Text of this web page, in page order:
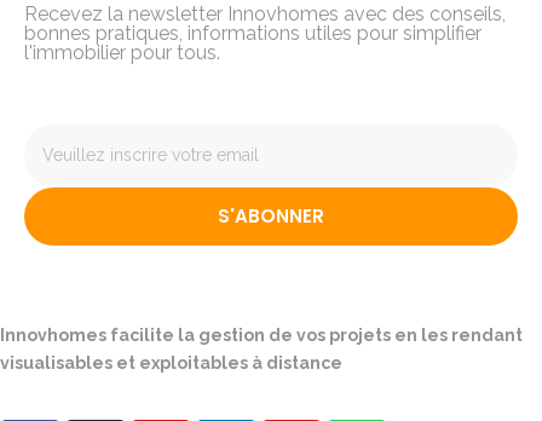
Recevez la newsletter Innovhomes avec des conseils,
bonnes pratiques, informations utiles pour simplifier
l'immobilier pour tous.
S'ABONNER
Innovhomes facilite la gestion de vos projets en les rendant
visualisables et exploitables à distance